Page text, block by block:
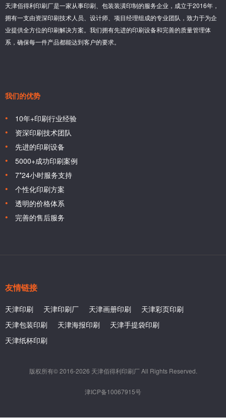
天津佰得利印刷厂是一家从事印刷、包装装潢印制的服务企业，成立于2016年，
拥有一支由资深印刷技术人员、设计师、项目经理组成的专业团队，致力于为企
业提供全方位的印刷解决方案。我们拥有先进的印刷设备和完善的质量管理体
系，确保每一件产品都能达到客户的要求。
我们的优势
10年+印刷行业经验
资深印刷技术团队
先进的印刷设备
5000+成功印刷案例
7*24小时服务支持
个性化印刷方案
透明的价格体系
完善的售后服务
友情链接
天津印刷 天津印刷厂 天津画册印刷
天津彩页印刷
天津包装印刷
天津海报印刷
天津手提袋印刷
天津纸杯印刷
版权所有© 2016-2026 天津佰得利印刷厂 All Rights Reserved.
津ICP备10067915号